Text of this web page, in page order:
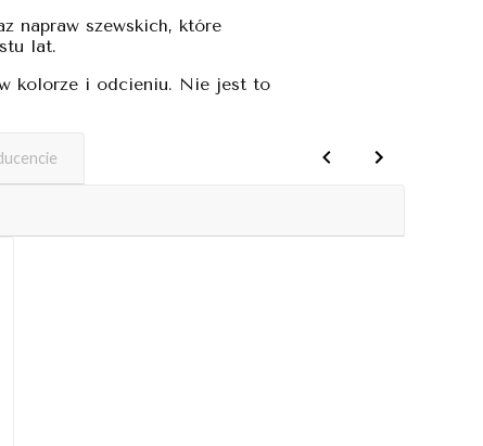
napraw szewskich, które
lat.
kolorze i odcieniu. Nie jest to